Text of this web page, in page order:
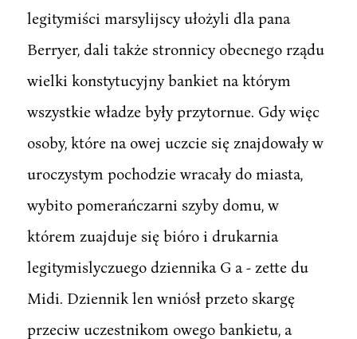
legitymiści marsylijscy ułożyli dla pana
Berryer, dali także stronnicy obecnego rządu
wielki konstytucyjny bankiet na którym
wszystkie władze były przytornue. Gdy więc
osoby, które na owej uczcie się znajdowały w
uroczystym pochodzie wracały do miasta,
wybito pomerańczarni szyby domu, w
którem zuajduje się bióro i drukarnia
legitymislyczuego dziennika G a - zette du
Midi. Dziennik len wniósł przeto skargę
przeciw uczestnikom owego bankietu, a